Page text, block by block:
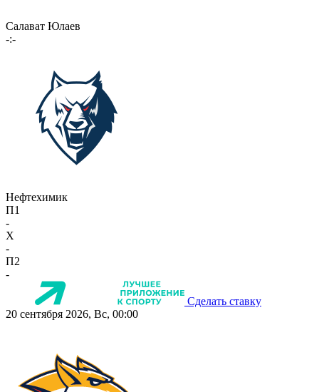
Салават Юлаев
-:-
Нефтехимик
П1
-
X
-
П2
-
Сделать ставку
20 сентября 2026, Вс, 00:00